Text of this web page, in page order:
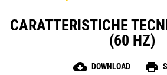
CARATTERISTICHE
(60 HZ)
cloud_download DOWNLOAD print